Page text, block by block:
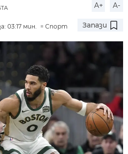
A+ A-
03:17 мин. Спорт Запази